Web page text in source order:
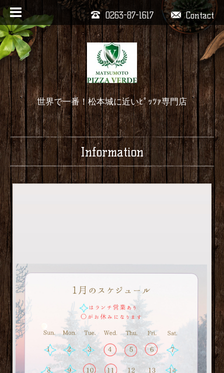
Contact
0263-87-1617
世界で一番！松本城に近いﾋﾟｯﾂｧ専門店
Information